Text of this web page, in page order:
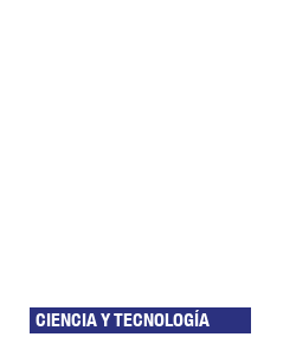
CIENCIA Y TECNOLOGÍA